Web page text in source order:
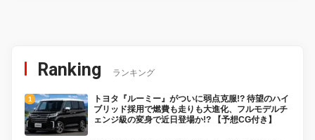
Ranking ランキング
トヨタ『ルーミー』がついに弱点克服!? 待望のハイ
ブリッド採用で燃費も走りも大進化、フルモデルチ
ェンジ級の変身で近日登場か!? 【予想CG付き】